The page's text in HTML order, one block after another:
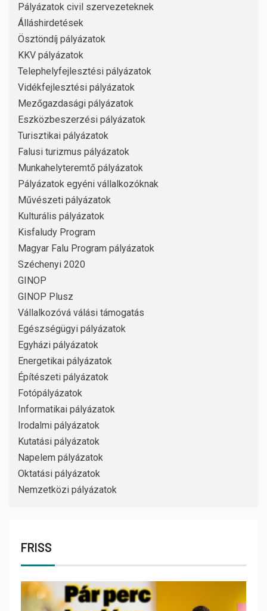
Pályázatok civil szervezeteknek
Álláshirdetések
Ösztöndíj pályázatok
KKV pályázatok
Telephelyfejlesztési pályázatok
Vidékfejlesztési pályázatok
Mezőgazdasági pályázatok
Eszközbeszerzési pályázatok
Turisztikai pályázatok
Falusi turizmus pályázatok
Munkahelyteremtő pályázatok
Pályázatok egyéni vállalkozóknak
Művészeti pályázatok
Kulturális pályázatok
Kisfaludy Program
Magyar Falu Program pályázatok
Széchenyi 2020
GINOP
GINOP Plusz
Vállalkozóvá válási támogatás
Egészségügyi pályázatok
Egyházi pályázatok
Energetikai pályázatok
Építészeti pályázatok
Fotópályázatok
Informatikai pályázatok
Irodalmi pályázatok
Kutatási pályázatok
Napelem pályázatok
Oktatási pályázatok
Nemzetközi pályázatok
FRISS